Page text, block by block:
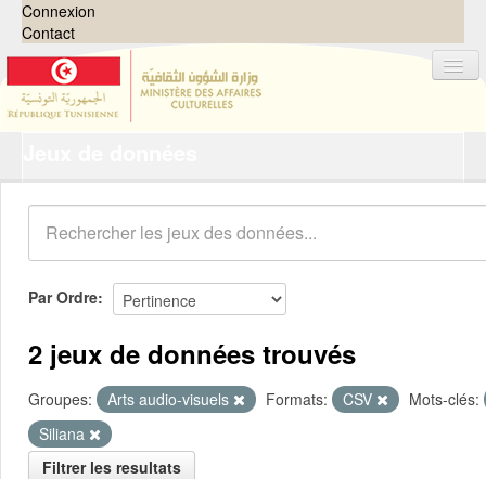
Connexion
Contact
Organisations
Groupes
Demandes 0
À propos
Par Ordre
2 jeux de données trouvés
Groupes: Arts audio-visuels Formats: CSV
Mots-clés:
Siliana
Filtrer les resultats